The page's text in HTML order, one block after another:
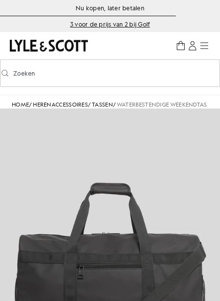
Ga naar de hoofdinhoud
Informatie over toegankelijkheid
Nu kopen, later betalen
3 voor de prijs van 2 bij Golf
Voorspellend zoeken in- of uitschakelen
Zoeken
HOME/ HERENACCESSOIRES/TASSEN/WATERBESTENDIGE WEEKENDTAS